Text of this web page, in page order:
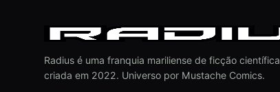
Radius é uma franquia mariliense de ficção científica
criada em 2022. Universo por Mustache Comics.